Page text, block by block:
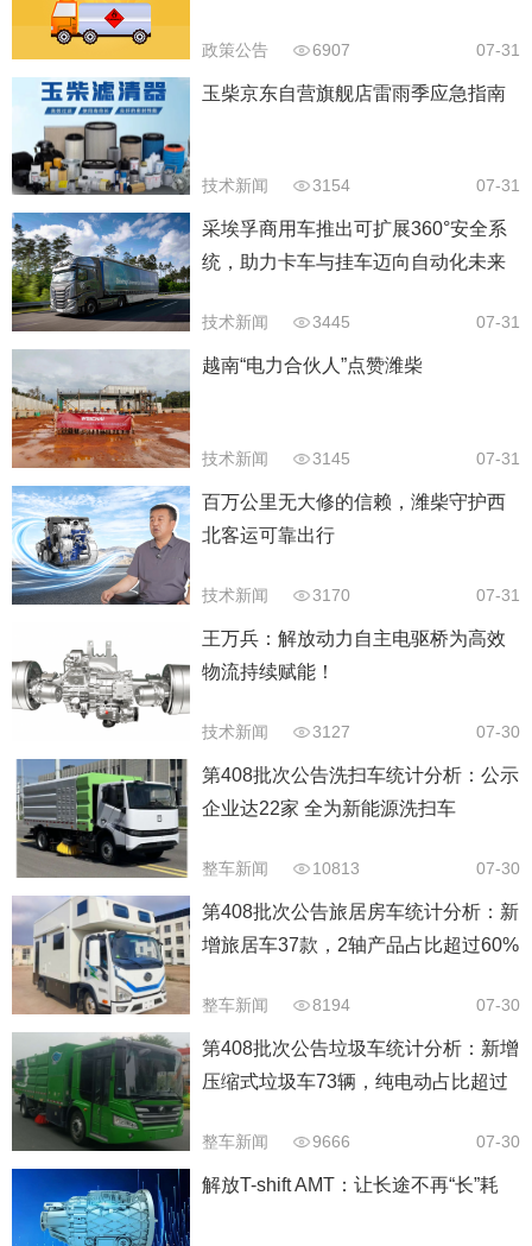
政策公告 6907 07-31
玉柴京东自营旗舰店雷雨季应急指南
技术新闻 3154 07-31
采埃孚商用车推出可扩展360°安全系
统，助力卡车与挂车迈向自动化未来
技术新闻 3445 07-31
越南“电力合伙人”点赞潍柴
技术新闻 3145 07-31
百万公里无大修的信赖，潍柴守护西
北客运可靠出行
技术新闻 3170 07-31
王万兵：解放动力自主电驱桥为高效
物流持续赋能！
技术新闻 3127 07-30
第408批次公告洗扫车统计分析：公示
企业达22家 全为新能源洗扫车
整车新闻 10813 07-30
第408批次公告旅居房车统计分析：新
增旅居车37款，2轴产品占比超过60%
整车新闻 8194 07-30
第408批次公告垃圾车统计分析：新增
压缩式垃圾车73辆，纯电动占比超过
整车新闻 9666 07-30
解放T-shift AMT：让长途不再“长”耗